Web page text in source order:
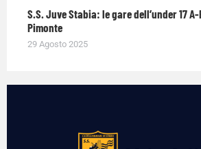
S.S. Juve Stabia: le gare dell’under 17
Pimonte
29 Agosto 2025